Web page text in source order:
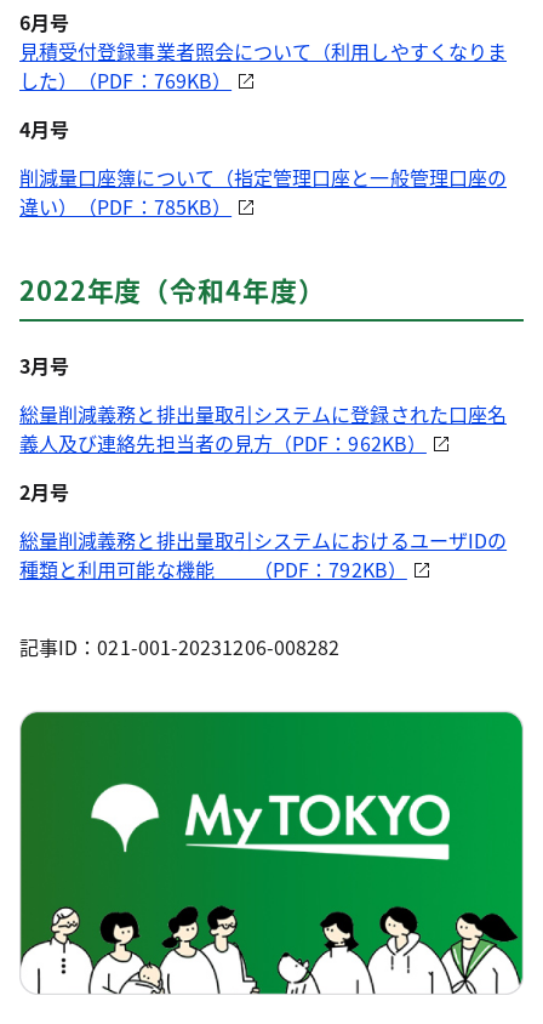
6月号
見積受付登録事業者照会について（利用しやすくなりま
した）（PDF：769KB）
4月号
削減量口座簿について（指定管理口座と一般管理口座の
違い）（PDF：785KB）
2022年度（令和4年度）
3月号
総量削減義務と排出量取引システムに登録された口座名
義人及び連絡先担当者の見方（PDF：962KB）
2月号
総量削減義務と排出量取引システムにおけるユーザIDの
種類と利用可能な機能 （PDF：792KB）
記事ID：021-001-20231206-008282